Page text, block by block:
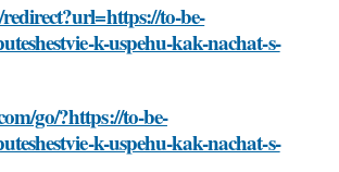
to-be-
k-uspehu-kak-nachat-s-
go/?https://to-be-
k-uspehu-kak-nachat-s-